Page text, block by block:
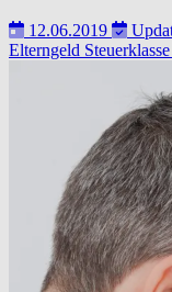
12.06.2019
Elterngeld Steuerklasse